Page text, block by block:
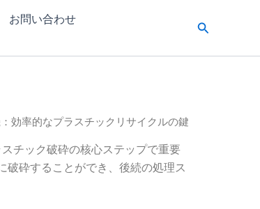
お問い合わせ
検
効率的なプラスチックリサイクルの鍵
チック破砕の核心ステップで重要
砕することができ、後続の処理ス